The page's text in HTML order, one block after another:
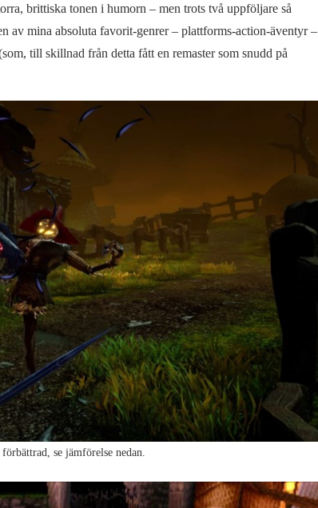
brittiska tonen i humorn – men trots två uppföljare så
av mina absoluta favorit-genrer – plattforms-action-äventyr –
till skillnad från detta fått en remaster som snudd på
se jämförelse nedan.